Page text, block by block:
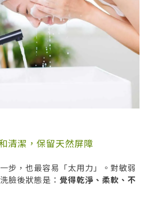
清潔，保留天然屏障
步，也最容易「太用力」。對敏弱
臉後狀態是： 覺得乾淨、柔軟、不